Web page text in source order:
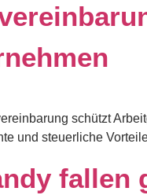
schützt
und steuerliche
fallen